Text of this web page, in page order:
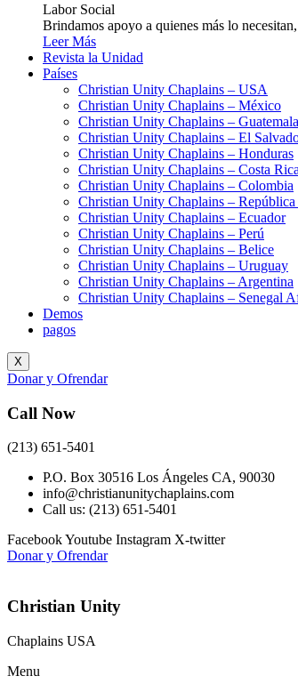
Labor Social
Brindamos apoyo a quienes más lo
Leer Más
Revista la Unidad
Países
Christian Unity Chaplains – USA
Christian Unity Chaplains – México
Christian Unity Chaplains – Guatemala
Christian Unity Chaplains – El
Christian Unity Chaplains – Honduras
Christian Unity Chaplains – Costa Rica
Christian Unity Chaplains – Colombia
Christian Unity Chaplains –
Christian Unity Chaplains – Ecuador
Christian Unity Chaplains – Perú
Christian Unity Chaplains – Belice
Christian Unity Chaplains – Uruguay
Christian Unity Chaplains – Argentina
Christian Unity Chaplains – Senegal
Demos
pagos
X
Donar y Ofrendar
Call Now
(213) 651-5401
P.O. Box 30516 Los Ángeles CA, 90030
info@christianunitychaplains.com
Call us: (213) 651-5401
FacebookYoutube Instagram X-twitter
Donar y Ofrendar
Christian Unity
Chaplains USA
Menu